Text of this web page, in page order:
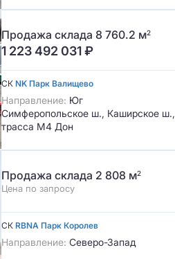
Продажа склада 8 760.2 м2
1 223 492 031₽
СК NK Парк Валищево
Направление: Юг
Симферопольское ш., Каширское ш.,
трасса М4 Дон
Продажа склада 2 808 м2
Цена по запросу
СК RBNA Парк Королев
Направление: Северо-Запад